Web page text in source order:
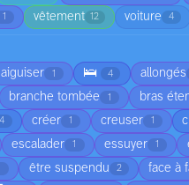
1 vêtement 12 voiture 4
aiguiser 1 🛌 4 allongés
branche tombée 1 bras
4 créer 1 creuser 1
escalader 1 essuyer 1
être suspendu 2 face à